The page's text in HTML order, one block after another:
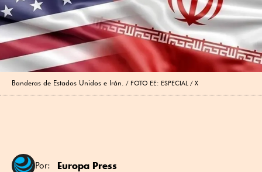
Banderas de Estados Unidos e Irán. FOTO EE: ESPECIAL / X
Por: Europa Press